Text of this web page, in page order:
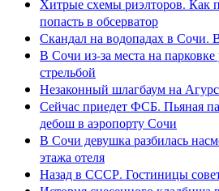
Хитрые схемы риэлторов. Как
попасть в обсерватор
Скандал на водопадах в Сочи.
В Сочи из-за места на
стрельбой
Незаконный шлагбаум на
Сейчас приедет ФСБ. Пьяная
дебош в аэропорту Сочи
В Сочи девушка разбилась
этажа отеля
Назад в СССР. Гостиницы